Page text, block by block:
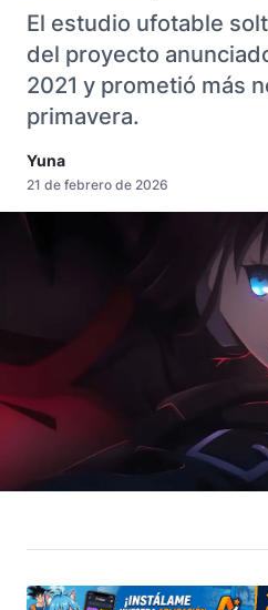
El estudio ufotable
del proyecto
2021 y prometió más
primavera.
Yuna
21 de febrero de 2026